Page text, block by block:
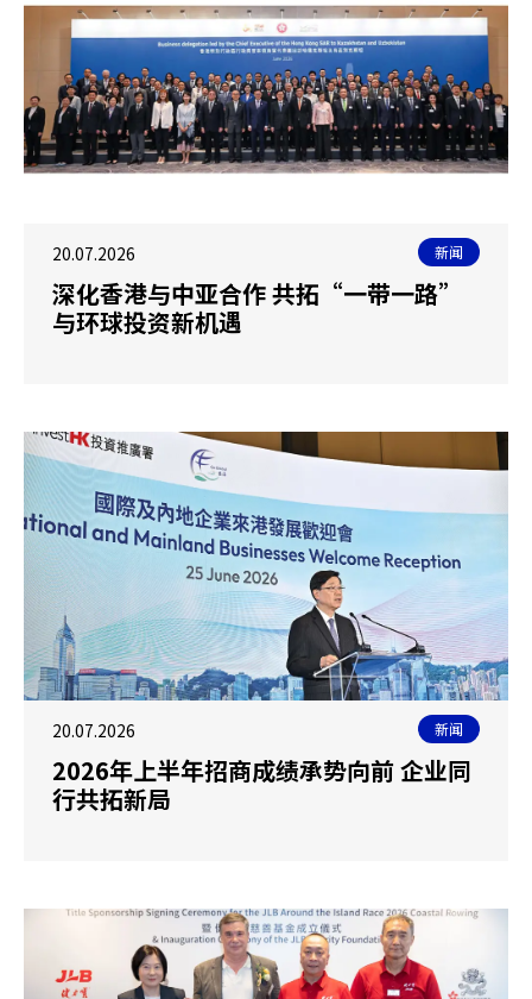
20.07.2026 新闻
深化香港与中亚合作 共拓“一带一路”
与环球投资新机遇
20.07.2026 新闻
2026年上半年招商成绩承势向前 企业同
行共拓新局